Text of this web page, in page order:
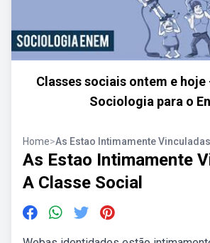
Classes sociais ontem e hoje
Sociologia para o
Home>As Estao Intimamente
As Estao Intimamente
A Classe Social